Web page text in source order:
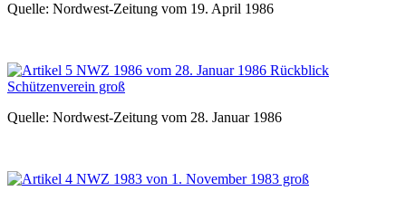
Quelle: Nordwest-Zeitung vom 19. April 1986
Quelle: Nordwest-Zeitung vom 28. Januar 1986